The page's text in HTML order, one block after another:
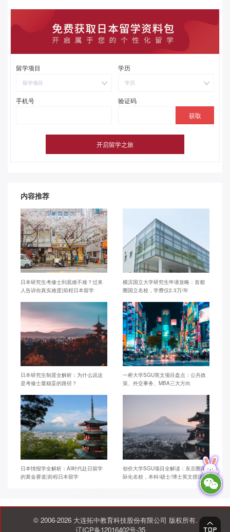
留学项目
留学项目
学历
学历
手机号 验证码
内容推荐
日本研究生考修士到底难不难？过来
人告诉你真实难度|前程日本留学
横滨国立大学研究生申请攻略：首都
圈国立名校，学费仅2.3万/年
日本研究生制度全解析：为什么说这
是考修士最稳妥的路径？
一桥大学SGU英文项目盘点：公共政
策、外交事务、MBA三大方向
日本情报学全解析：AI时代赴日留学
的黄金赛道|前程日本留学
创价大学SGU项目全解读：东京圈国
际化名校，本科/硕士/博士英文授课
© 2006-2026 大连拓中教育科技股份有限公司 版权所有.
辽ICP备12016402号-35